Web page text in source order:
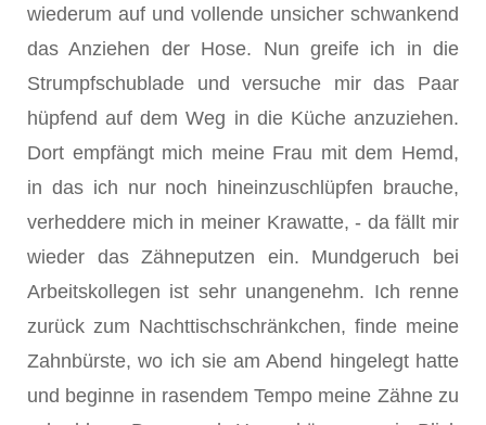
wiederum auf und vollende unsicher schwankend
das Anziehen der Hose. Nun greife ich in die
Strumpfschublade und versuche mir das Paar
hüpfend auf dem Weg in die Küche anzuziehen.
Dort empfängt mich meine Frau mit dem Hemd,
in das ich nur noch hineinzuschlüpfen brauche,
verheddere mich in meiner Krawatte, - da fällt mir
wieder das Zähneputzen ein. Mundgeruch bei
Arbeitskollegen ist sehr unangenehm. Ich renne
zurück zum Nachttischschränkchen, finde meine
Zahnbürste, wo ich sie am Abend hingelegt hatte
und beginne in rasendem Tempo meine Zähne zu